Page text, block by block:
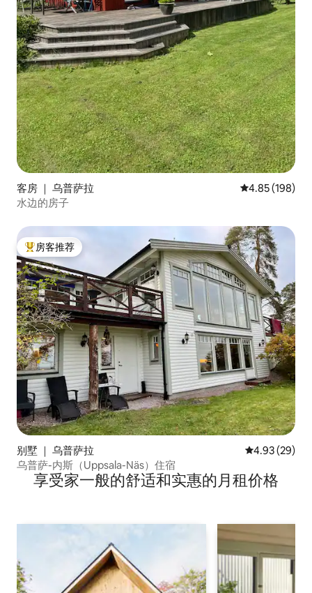
客房 ｜ 乌普萨拉 平均评分 4.85
4.85 (198)
水边的房子
热门「房客推荐」
房客推荐
别墅 ｜ 乌普萨拉 平均评分
4.93 (29)
乌普萨-内斯（Uppsala-Näs）住宿
享受家一般的舒适和实惠的月租价格